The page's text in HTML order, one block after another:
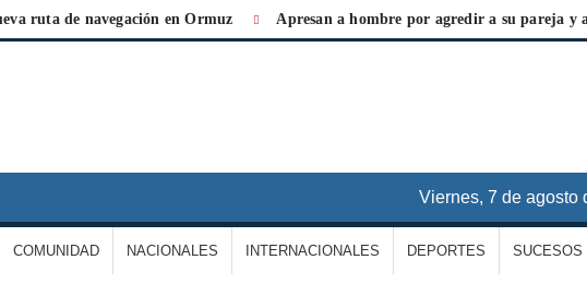
de navegación en Ormuz Apresan a hombre por agredir a su pareja y a su
viernes, 7 de agosto
COMUNIDAD NACIONALES INTERNACIONALES DEPORTES SUCESOS